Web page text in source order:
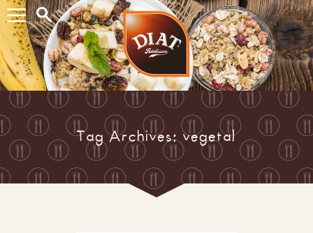
Buscar...
Tag Archives: vegetal